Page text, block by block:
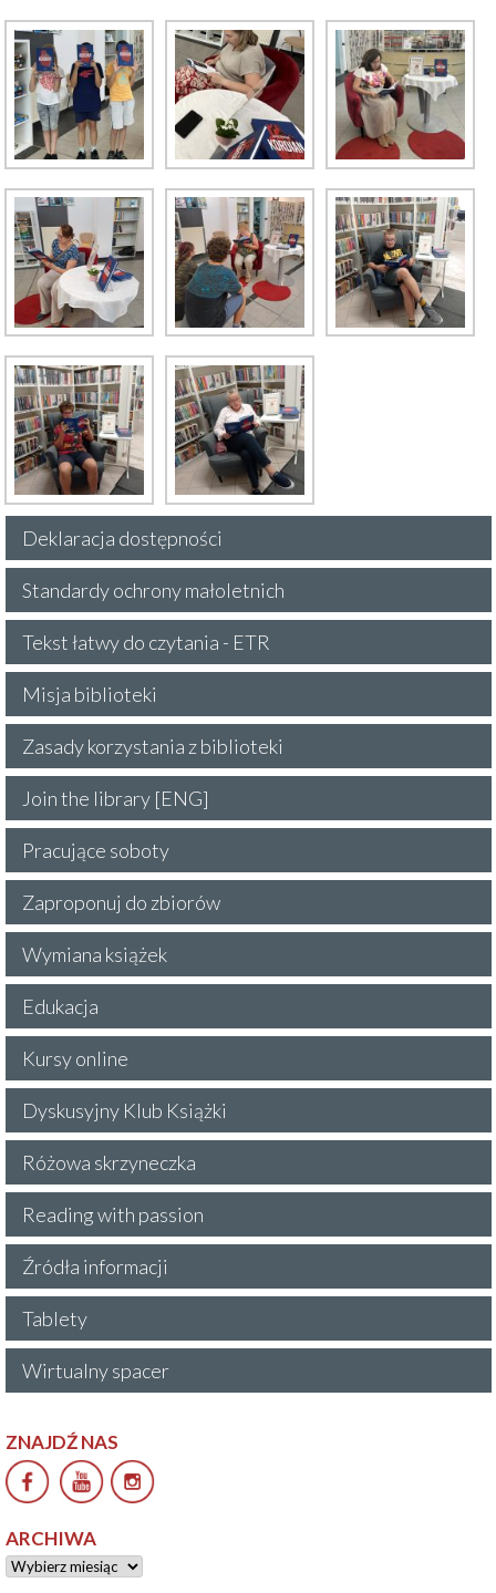
Deklaracja dostępności
Standardy ochrony małoletnich
Tekst łatwy do czytania - ETR
Misja biblioteki
Zasady korzystania z biblioteki
Join the library [ENG]
Pracujące soboty
Zaproponuj do zbiorów
Wymiana książek
Edukacja
Kursy online
Dyskusyjny Klub Książki
Różowa skrzyneczka
Reading with passion
Źródła informacji
Tablety
Wirtualny spacer
ZNAJDŹ NAS
ARCHIWA
Archiwa